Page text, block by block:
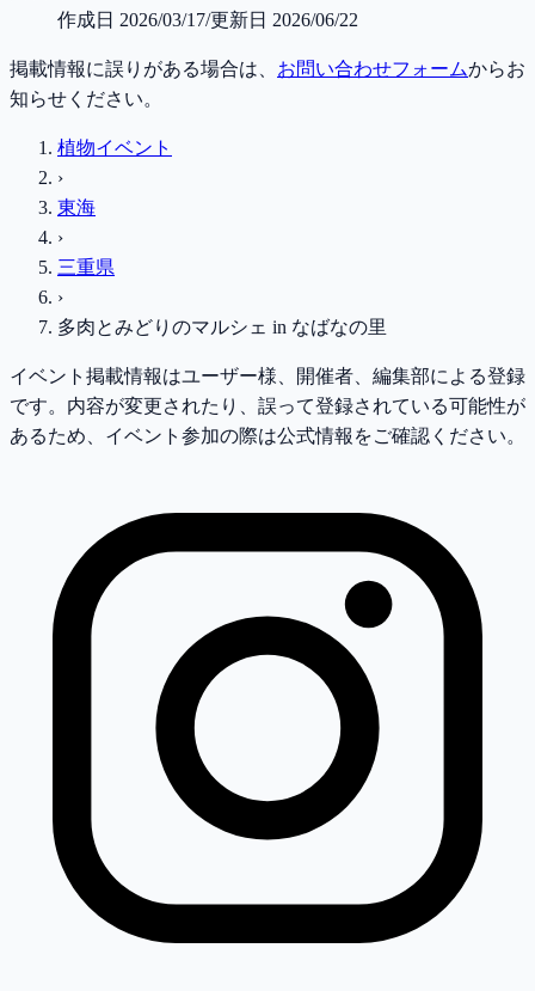
作成日 2026/03/17/更新日 2026/06/22
掲載情報に誤りがある場合は、 お問い合わせフォームからお
知らせください。
植物イベント
›
東海
›
三重県
›
多肉とみどりのマルシェ in なばなの里
イベント掲載情報はユーザー様、開催者、編集部による登録
です。内容が変更されたり、誤って登録されている可能性が
あるため、イベント参加の際は公式情報をご確認ください。